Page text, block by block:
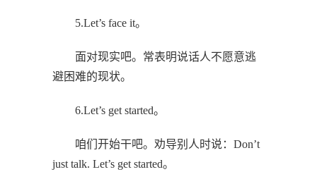
5.Let’s face it。
面对现实吧。常表明说话人不愿意逃
避困难的现状。
6.Let’s get started。
咱们开始干吧。劝导别人时说：Don’t
just talk. Let’s get started。